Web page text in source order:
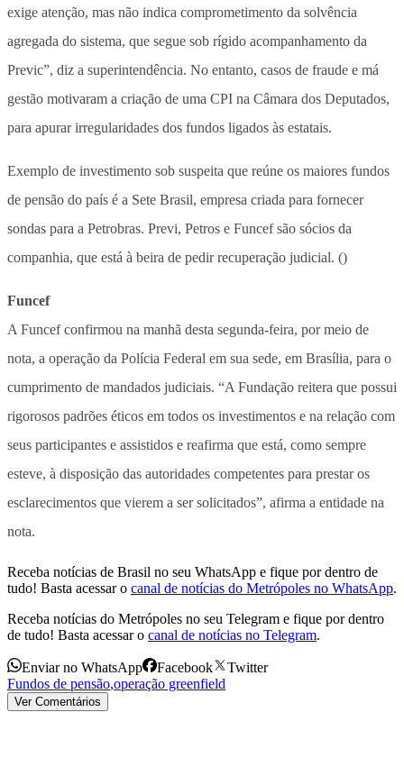
exige atenção, mas não indica comprometimento da solvência
agregada do sistema, que segue sob rígido acompanhamento da
Previc”, diz a superintendência. No entanto, casos de fraude e má
gestão motivaram a criação de uma CPI na Câmara dos Deputados,
para apurar irregularidades dos fundos ligados às estatais.
Exemplo de investimento sob suspeita que reúne os maiores fundos
de pensão do país é a Sete Brasil, empresa criada para fornecer
sondas para a Petrobras. Previ, Petros e Funcef são sócios da
companhia, que está à beira de pedir recuperação judicial. ()
Funcef
A Funcef confirmou na manhã desta segunda-feira, por meio de
nota, a operação da Polícia Federal em sua sede, em Brasília, para o
cumprimento de mandados judiciais. “A Fundação reitera que possui
rigorosos padrões éticos em todos os investimentos e na relação com
seus participantes e assistidos e reafirma que está, como sempre
esteve, à disposição das autoridades competentes para prestar os
esclarecimentos que vierem a ser solicitados”, afirma a entidade na
nota.
Receba notícias de Brasil no seu WhatsApp e fique por dentro de
tudo! Basta acessar o canal de notícias do Metrópoles no WhatsApp.
Receba notícias do Metrópoles no seu Telegram e fique por dentro
de tudo! Basta acessar o canal de notícias no Telegram.
Enviar no WhatsApp Facebook
Twitter
Fundos de pensão,operação greenfield
Ver Comentários